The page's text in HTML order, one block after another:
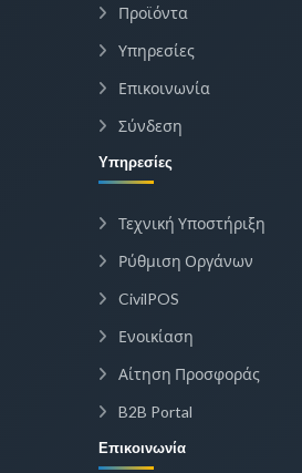
Προϊόντα
Υπηρεσίες
Επικοινωνία
Σύνδεση
Υπηρεσίες
Τεχνική Υποστήριξη
Ρύθμιση Οργάνων
CivilPOS
Ενοικίαση
Αίτηση Προσφοράς
B2B Portal
Επικοινωνία